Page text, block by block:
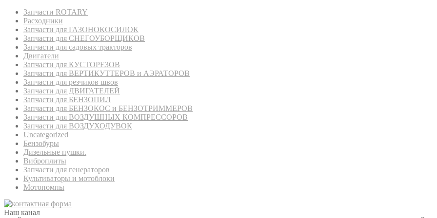
Запчасти ROTARY
Расходники
Запчасти для ГАЗОНОКОСИЛОК
Запчасти для СНЕГОУБОРЩИКОВ
Запчасти для садовых тракторов
Двигатели
Запчасти для КУСТОРЕЗОВ
Запчасти для ВЕРТИКУТТЕРОВ и АЭРАТОРОВ
Запчасти для резчиков швов
Запчасти для ДВИГАТЕЛЕЙ
Запчасти для БЕНЗОПИЛ
Запчасти для БЕНЗОКОС и БЕНЗОТРИММЕРОВ
Запчасти для ВОЗДУШНЫХ КОМПРЕССОРОВ
Запчасти для ВОЗДУХОДУВОК
Uncategorized
Бензобуры
Дизельные пушки.
Виброплиты
Запчасти для генераторов
Культиваторы и мотоблоки
Мотопомпы
Наш канал